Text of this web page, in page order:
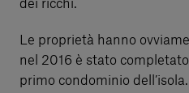
dei ricchi.
Le proprietà hanno
nel 2016 è stato
primo condominio